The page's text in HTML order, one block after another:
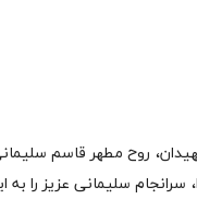
روح مطهر قاسم
سرانجام سلیمانی عزیز